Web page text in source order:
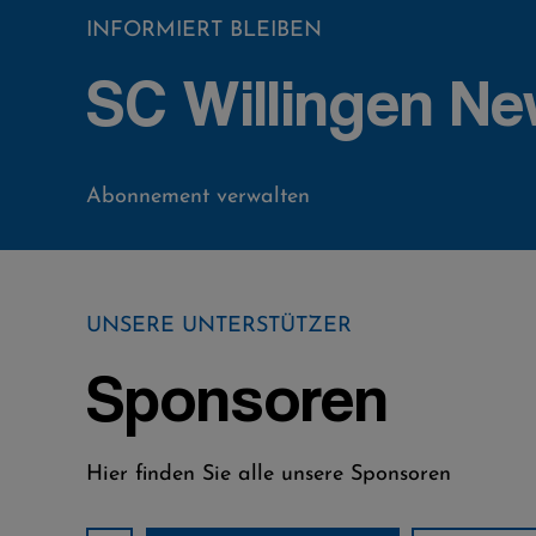
INFORMIERT BLEIBEN
SC Willingen
Abonnement verwalten
UNSERE UNTERSTÜTZER
Sponsoren
Hier finden Sie alle unsere Sponsoren